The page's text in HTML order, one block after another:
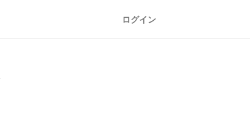
ログイン